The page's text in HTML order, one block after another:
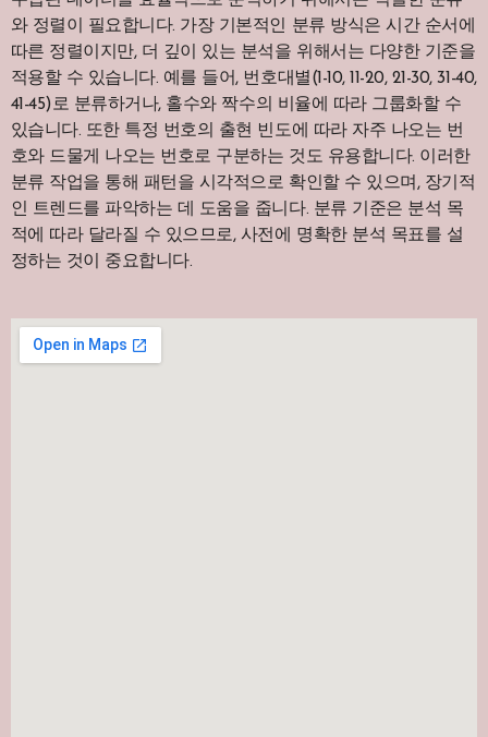
와 정렬이 필요합니다. 가장 기본적인 분류 방식은 시간 순서에
따른 정렬이지만, 더 깊이 있는 분석을 위해서는 다양한 기준을
적용할 수 있습니다. 예를 들어, 번호대별(1-10, 11-20, 21-30, 31-40,
41-45)로 분류하거나, 홀수와 짝수의 비율에 따라 그룹화할 수
있습니다. 또한 특정 번호의 출현 빈도에 따라 자주 나오는 번
호와 드물게 나오는 번호로 구분하는 것도 유용합니다. 이러한
분류 작업을 통해 패턴을 시각적으로 확인할 수 있으며, 장기적
인 트렌드를 파악하는 데 도움을 줍니다. 분류 기준은 분석 목
적에 따라 달라질 수 있으므로, 사전에 명확한 분석 목표를 설
정하는 것이 중요합니다.